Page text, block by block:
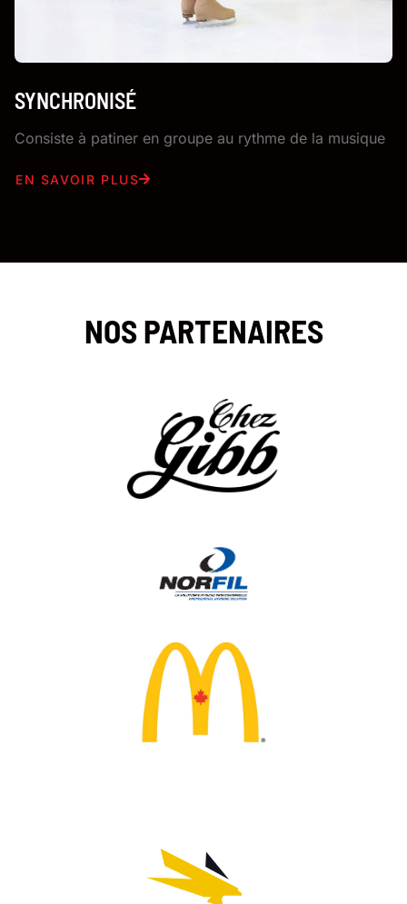
SYNCHRONISÉ
Consiste à patiner en groupe au rythme de la musique
EN SAVOIR PLUS
NOS PARTENAIRES